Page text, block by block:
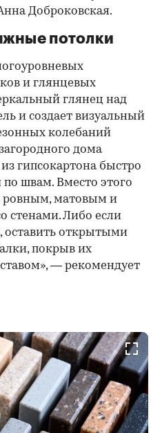
Доброковская.
потолки
и глянцевых
глянец над
и создает визуальный
колебаний
дома
гипсокартона быстро
швам. Вместо этого
ровным, матовым и
стенами. Либо если
оставить открытыми
покрыв их
— рекомендует